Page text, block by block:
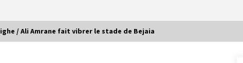
/ Ali Amrane fait vibrer le stade de Bejaia